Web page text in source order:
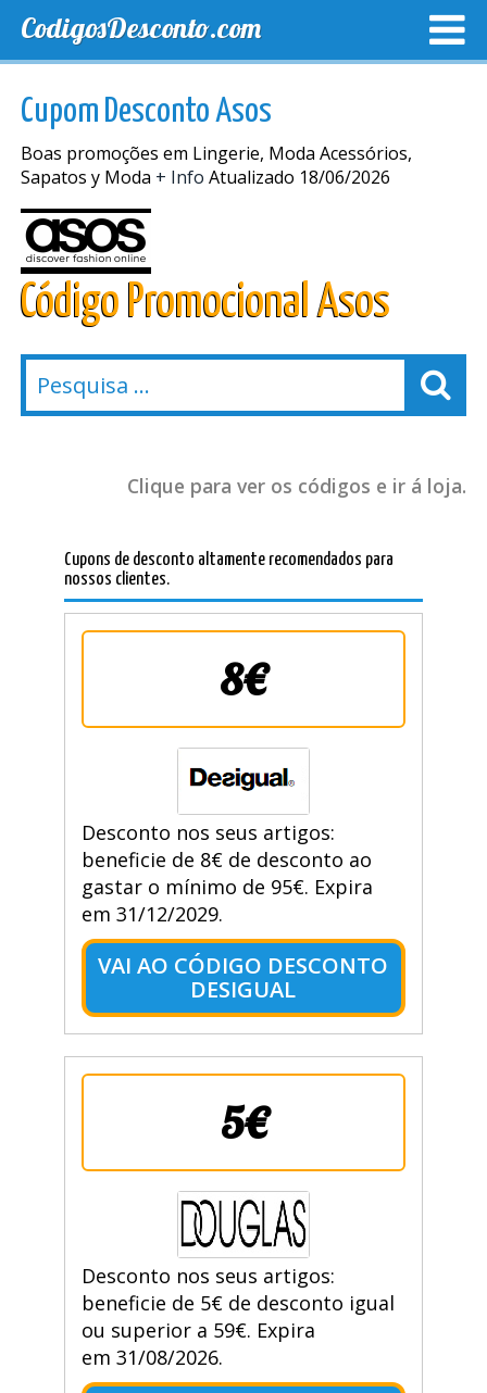
CodigosDesconto.com
Cupom Desconto Asos
Boas promoções em Lingerie, Moda Acessórios,
Sapatos y Moda + Info Atualizado 18/06/2026
Código Promocional Asos
Clique para ver os códigos e ir á loja.
Cupons de desconto altamente recomendados para
nossos clientes.
8€
Desconto nos seus artigos:
beneficie de 8€ de desconto ao
gastar o mínimo de 95€. Expira
em 31/12/2029.
VAI AO CÓDIGO DESCONTO
DESIGUAL
5€
Desconto nos seus artigos:
beneficie de 5€ de desconto igual
ou superior a 59€. Expira
em 31/08/2026.